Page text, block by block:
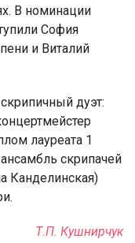
В номинации
София
и Виталий
дуэт:
лауреата 1
скрипачей
Канделинская)
Т.П. Кушнирчук